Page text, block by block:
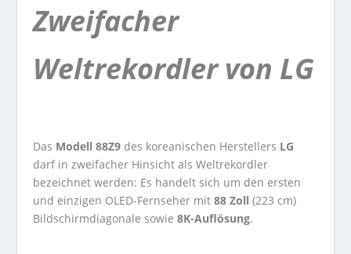
Zweifacher
Weltrekordler von LG
Das Modell 88Z9 des koreanischen Herstellers LG
darf in zweifacher Hinsicht als Weltrekordler
bezeichnet werden: Es handelt sich um den ersten
und einzigen OLED-Fernseher mit88 Zoll(223 cm)
Bildschirmdiagonale sowie 8K-Auflösung.